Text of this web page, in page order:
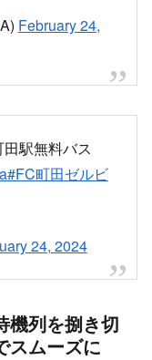
February 24,
駅無料バス
#FC町田ゼルビ
24, 2024
機列を捌き切
スムーズに